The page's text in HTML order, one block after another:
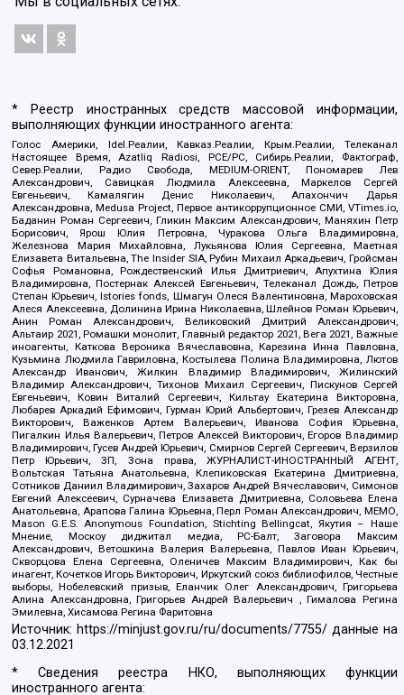
* Реестр иностранных средств массовой информации,
выполняющих функции иностранного агента:
Голос Америки, Idel.Реалии, Кавказ.Реалии, Крым.Реалии, Телеканал
Настоящее Время, Azatliq Radiosi, PCE/PC, Сибирь.Реалии, Фактограф,
Север.Реалии, Радио Свобода, MEDIUM-ORIENT, Пономарев Лев
Александрович, Савицкая Людмила Алексеевна, Маркелов Сергей
Евгеньевич, Камалягин Денис Николаевич, Апахончич Дарья
Александровна, Medusa Project, Первое антикоррупционное СМИ, VTimes.io,
Баданин Роман Сергеевич, Гликин Максим Александрович, Маняхин Петр
Борисович, Ярош Юлия Петровна, Чуракова Ольга Владимировна,
Железнова Мария Михайловна, Лукьянова Юлия Сергеевна, Маетная
Елизавета Витальевна, The Insider SIA, Рубин Михаил Аркадьевич, Гройсман
Софья Романовна, Рождественский Илья Дмитриевич, Апухтина Юлия
Владимировна, Постернак Алексей Евгеньевич, Телеканал Дождь, Петров
Степан Юрьевич, Istories fonds, Шмагун Олеся Валентиновна, Мароховская
Алеся Алексеевна, Долинина Ирина Николаевна, Шлейнов Роман Юрьевич,
Анин Роман Александрович, Великовский Дмитрий Александрович,
Альтаир 2021, Ромашки монолит, Главный редактор 2021, Вега 2021, Важные
иноагенты, Каткова Вероника Вячеславовна, Карезина Инна Павловна,
Кузьмина Людмила Гавриловна, Костылева Полина Владимировна, Лютов
Александр Иванович, Жилкин Владимир Владимирович, Жилинский
Владимир Александрович, Тихонов Михаил Сергеевич, Пискунов Сергей
Евгеньевич, Ковин Виталий Сергеевич, Кильтау Екатерина Викторовна,
Любарев Аркадий Ефимович, Гурман Юрий Альбертович, Грезев Александр
Викторович, Важенков Артем Валерьевич, Иванова София Юрьевна,
Пигалкин Илья Валерьевич, Петров Алексей Викторович, Егоров Владимир
Владимирович, Гусев Андрей Юрьевич, Смирнов Сергей Сергеевич, Верзилов
Петр Юрьевич, ЗП, Зона права, ЖУРНАЛИСТ-ИНОСТРАННЫЙ АГЕНТ,
Вольтская Татьяна Анатольевна, Клепиковская Екатерина Дмитриевна,
Сотников Даниил Владимирович, Захаров Андрей Вячеславович, Симонов
Евгений Алексеевич, Сурначева Елизавета Дмитриевна, Соловьева Елена
Анатольевна, Арапова Галина Юрьевна, Перл Роман Александрович, МЕМО,
Mason G.E.S. Anonymous Foundation, Stichting Bellingcat, Якутия – Наше
Мнение, Москоу диджитал медиа, РС-Балт, Заговора Максим
Александрович, Ветошкина Валерия Валерьевна, Павлов Иван Юрьевич,
Скворцова Елена Сергеевна, Оленичев Максим Владимирович, Как бы
инагент, Кочетков Игорь Викторович, Иркутский союз библиофилов, Честные
выборы, Нобелевский призыв, Еланчик Олег Александрович, Григорьева
Алина Александровна, Григорьев Андрей Валерьевич , Гималова Регина
Эмилевна, Хисамова Регина Фаритовна
Источник: https://minjust.gov.ru/ru/documents/7755/ данные на
03.12.2021
* Сведения реестра НКО, выполняющих функции
иностранного агента: